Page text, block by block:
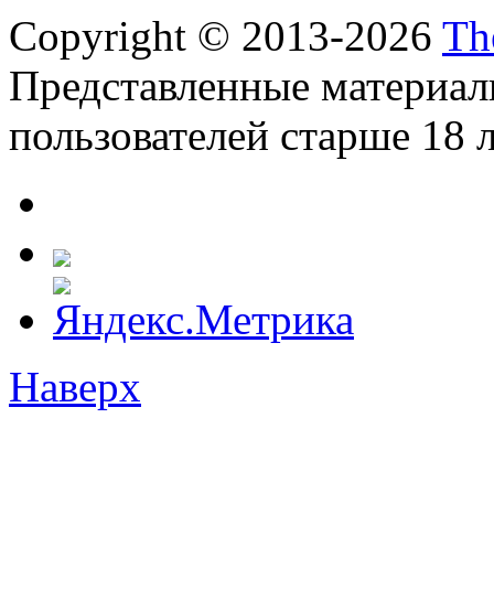
Copyright © 2013-2026
Представленные
пользователей старше 18
Наверх